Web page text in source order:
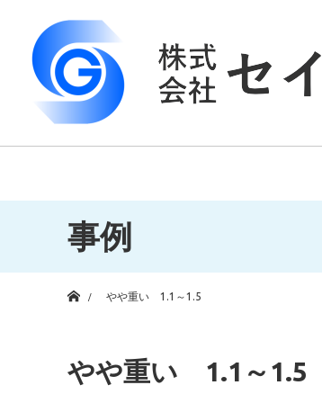
事例
やや重い 1.1～1.5
やや重い 1.1～1.5